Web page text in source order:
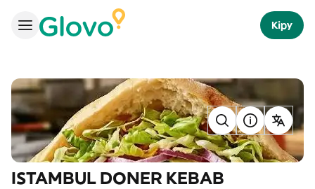
Кіру
ISTAMBUL DONER KEBAB